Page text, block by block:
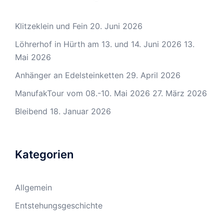
Klitzeklein und Fein 20. Juni 2026
Löhrerhof in Hürth am 13. und 14. Juni 2026 13.
Mai 2026
Anhänger an Edelsteinketten 29. April 2026
ManufakTour vom 08.-10. Mai 2026 27. März 2026
Bleibend 18. Januar 2026
Kategorien
Allgemein
Entstehungsgeschichte